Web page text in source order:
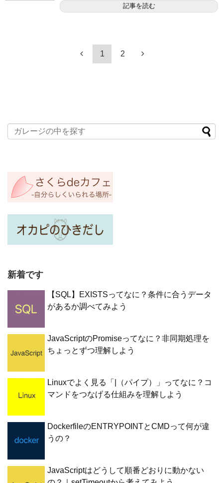
記事を読む
1 2
新着です
【SQL】EXISTSってなに？条件に合うデータ
があるか調べてみよう
JavaScriptのPromiseってなに？非同期処理を
ちょっとずつ理解しよう
Linuxでよく見る「|（パイプ）」ってなに？コ
マンドをつなげる仕組みを理解しよう
DockerfileのENTRYPOINTとCMDって何が違
うの？
JavaScriptはどうして順番どおりに動かない